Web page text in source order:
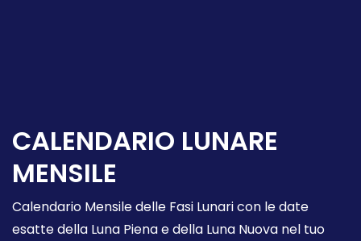
CALENDARIO LUNARE
MENSILE
Calendario Mensile delle Fasi Lunari con le date
esatte della Luna Piena e della Luna Nuova nel tuo